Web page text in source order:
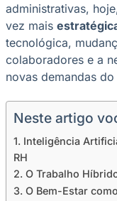
administrativas,
vez mais
tecnológica,
colaboradores e a
novas demandas
Neste artigo
1. Inteligência
RH
2. O Trabalho
3. O Bem-Estar